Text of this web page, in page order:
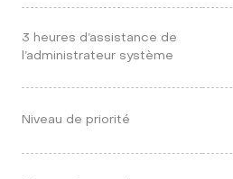
3 heures d’assistance de
l’administrateur système
Niveau de priorité